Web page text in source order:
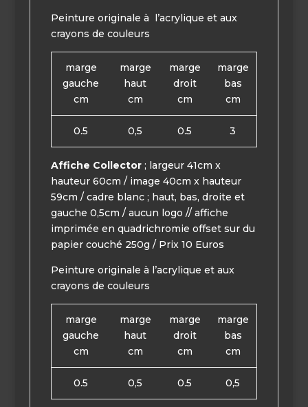
Peinture originale à l’acrylique et aux
crayons de couleurs
marge
gauche
cm
marge
haut
cm
marge
droit
cm
marge
bas
cm
0.5 0,5 0.5 3
Affiche Collector; largeur 41cm x
hauteur 60cm / image 40cm x hauteur
59cm / cadre blanc ; haut, bas, droite et
gauche 0,5cm / aucun logo // affiche
imprimée en quadrichromie offset sur du
papier couché 250g / Prix 10 Euros
Peinture originale à l’acrylique et aux
crayons de couleurs
marge
gauche
cm
marge
haut
cm
marge
droit
cm
marge
bas
cm
0.5 0,5 0.5 0,5